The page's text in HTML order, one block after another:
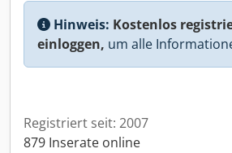
Hinweis: Kostenlos
einloggen, um alle
Registriert seit: 2007
879 Inserate online